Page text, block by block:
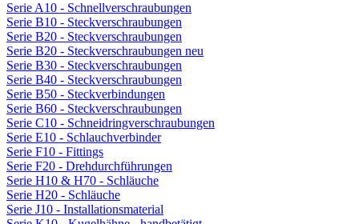
Serie A10 - Schnellverschraubungen
Serie B10 - Steckverschraubungen
Serie B20 - Steckverschraubungen
Serie B20 - Steckverschraubungen neu
Serie B30 - Steckverschraubungen
Serie B40 - Steckverschraubungen
Serie B50 - Steckverbindungen
Serie B60 - Steckverschraubungen
Serie C10 - Schneidringverschraubungen
Serie E10 - Schlauchverbinder
Serie F10 - Fittings
Serie F20 - Drehdurchführungen
Serie H10 & H70 - Schläuche
Serie H20 - Schläuche
Serie J10 - Installationsmaterial